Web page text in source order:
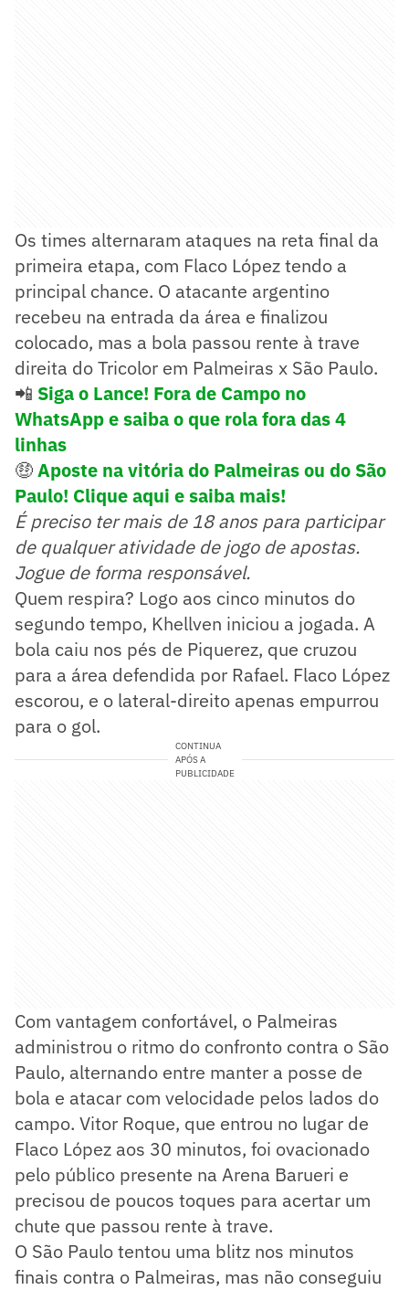
Os times alternaram ataques na reta final da
primeira etapa, com Flaco López tendo a
principal chance. O atacante argentino
recebeu na entrada da área e finalizou
colocado, mas a bola passou rente à trave
direita do Tricolor em Palmeiras x São Paulo.
📲 Siga o Lance! Fora de Campo no
WhatsApp e saiba o que rola fora das 4
linhas
🤑Aposte na vitória do Palmeiras ou do São
Paulo! Clique aqui e saiba mais!
É preciso ter mais de 18 anos para participar
de qualquer atividade de jogo de apostas.
Jogue de forma responsável.
Quem respira? Logo aos cinco minutos do
segundo tempo, Khellven iniciou a jogada. A
bola caiu nos pés de Piquerez, que cruzou
para a área defendida por Rafael. Flaco López
escorou, e o lateral-direito apenas empurrou
para o gol.
CONTINUA
APÓS A
PUBLICIDADE
Com vantagem confortável, o Palmeiras
administrou o ritmo do confronto contra o São
Paulo, alternando entre manter a posse de
bola e atacar com velocidade pelos lados do
campo. Vitor Roque, que entrou no lugar de
Flaco López aos 30 minutos, foi ovacionado
pelo público presente na Arena Barueri e
precisou de poucos toques para acertar um
chute que passou rente à trave.
O São Paulo tentou uma blitz nos minutos
finais contra o Palmeiras, mas não conseguiu